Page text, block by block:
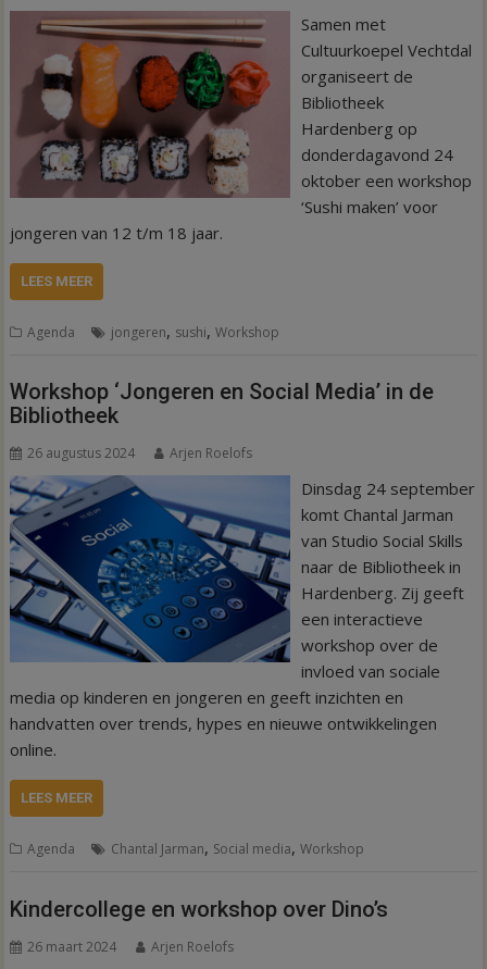
Samen met
Cultuurkoepel Vechtdal
organiseert de
Bibliotheek
Hardenberg op
donderdagavond 24
oktober een workshop
‘Sushi maken’ voor
jongeren van 12 t/m 18 jaar.
LEES MEER
Agenda jongeren, sushi,Workshop
Workshop ‘Jongeren en Social Media’ in de
Bibliotheek
26 augustus 2024 Arjen Roelofs
Dinsdag 24 september
komt Chantal Jarman
van Studio Social Skills
naar de Bibliotheek in
Hardenberg. Zij geeft
een interactieve
workshop over de
invloed van sociale
media op kinderen en jongeren en geeft inzichten en
handvatten over trends, hypes en nieuwe ontwikkelingen
online.
LEES MEER
Agenda Chantal Jarman, Social media,Workshop
Kindercollege en workshop over Dino’s
26 maart 2024 Arjen Roelofs